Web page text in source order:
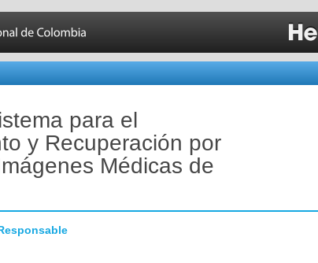
para el
y Recuperación por
Médicas de